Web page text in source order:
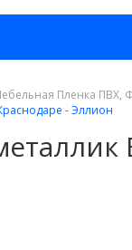
Пленка
- Эллион